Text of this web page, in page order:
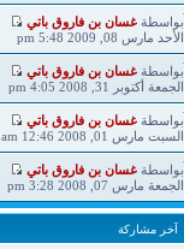
آخر
مشاركة
بواسطةغسان بن فاروق باتي
الأحد مارس 08, 2009 5:48 pm
آخر
مشاركة
بواسطةغسان بن فاروق باتي
الجمعة أكتوبر 31, 2008 4:05 pm
آخر
مشاركة
بواسطةغسان بن فاروق باتي
السبت مارس 01, 2008 12:46 am
آخر
مشاركة
بواسطةغسان بن فاروق باتي
الجمعة مارس 07, 2008 3:28 pm
آخر مشاركة